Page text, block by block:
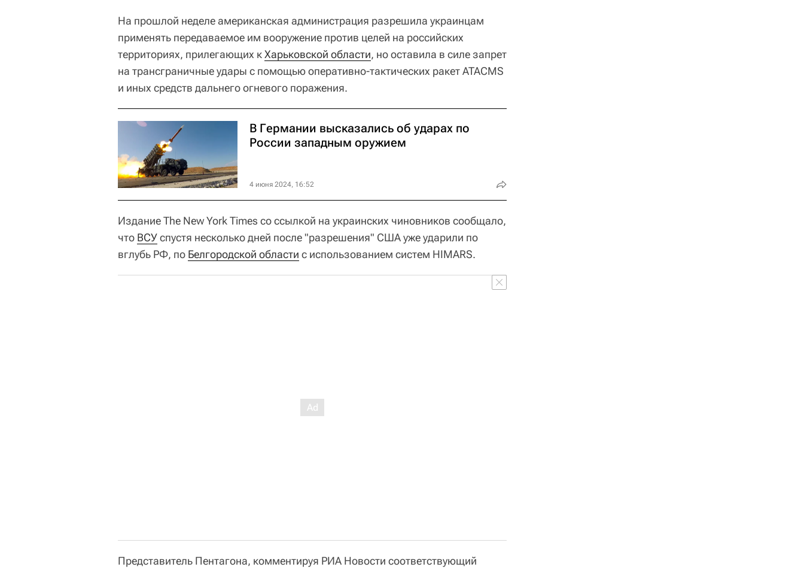
На прошлой неделе американская администрация разрешила украинцам
применять передаваемое им вооружение против целей на российских
территориях, прилегающих кХарьковской области, но оставила в силе запрет
на трансграничные удары с помощью оперативно-тактических ракет ATACMS
и иных средств дальнего огневого поражения.
В Германии высказались об ударах по
России западным оружием
4 июня 2024, 16:52
Издание The New York Times со ссылкой на украинских чиновников сообщало,
что ВСУспустя несколько дней после "разрешения" США уже ударили по
вглубь РФ, по Белгородской области с использованием систем HIMARS.
Представитель Пентагона, комментируя РИА Новости соответствующий